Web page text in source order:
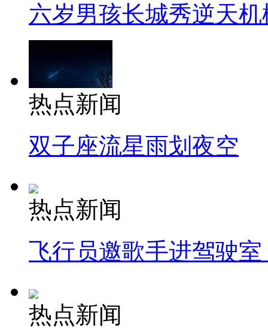
六岁男孩长城秀逆天机
热点新闻
双子座流星雨划夜空
热点新闻
飞行员邀歌手进驾驶
热点新闻